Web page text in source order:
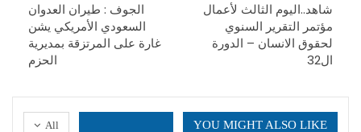
شاهد..اليوم الثالث لأعمال
مؤتمر التقرير السنوي
لحقوق الانسان – الدورة
ال32
الجوف : طيران العدوان
السعودي الأمريكي يشن
غارة على المرتزقة بمديرية
الحزم
All YOU MIGHT ALSO LIKE